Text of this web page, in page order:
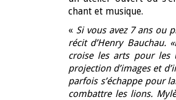
chant et musique.
« Si vous avez 7 ans ou
récit d’Henry Bauchau.
croise les arts pour les
projection d’images et
parfois s’échappe pour
combattre les lions.